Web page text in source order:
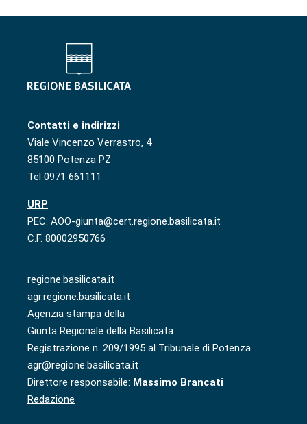
Contatti e indirizzi
Viale Vincenzo Verrastro, 4
85100 Potenza PZ
Tel 0971 661111
URP
PEC: AOO-giunta@cert.regione.basilicata.it
C.F. 80002950766
regione.basilicata.it
agr.regione.basilicata.it
Agenzia stampa della
Giunta Regionale della Basilicata
Registrazione n. 209/1995 al Tribunale di Potenza
agr@regione.basilicata.it
Direttore responsabile: Massimo Brancati
Redazione